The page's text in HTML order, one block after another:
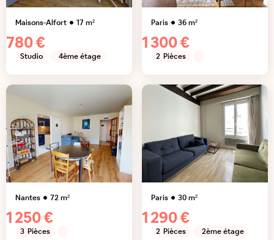
Maisons-Alfort 17m²
780 €
Studio 4ème étage
Paris 36m²
1 300 €
2 Pièces
Nantes 72m²
1 250 €
3 Pièces
Paris 30m²
1 290 €
2 Pièces 2ème étage